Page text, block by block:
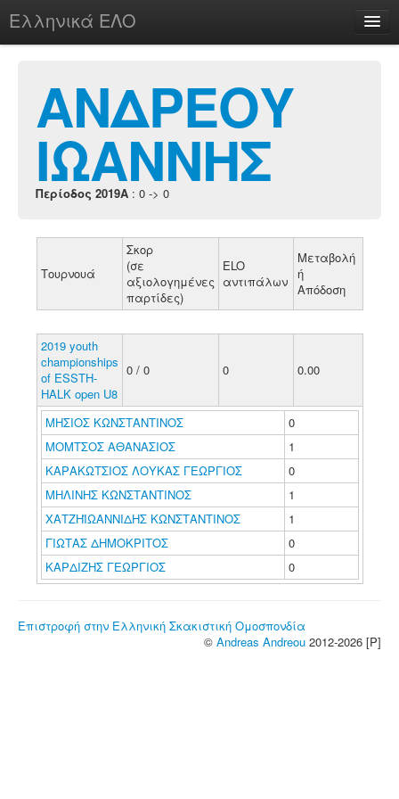
Ελληνικά ΕΛΟ
chesstu.be @ discord
Login
ΑΝΔΡΕΟΥ
ΙΩΑΝΝΗΣ
Περίοδος 2019A : 0 -> 0
Τουρνουά
Σκορ
(σε
αξιολογημένες
παρτίδες)
ELO
αντιπάλων
Μεταβολή
ή
Απόδοση
2019 youth
championships
of ESSTH-
HALK open U8
0 / 0 0 0.00
ΜΗΣΙΟΣ ΚΩΝΣΤΑΝΤΙΝΟΣ
0
ΜΟΜΤΣΟΣ ΑΘΑΝΑΣΙΟΣ
1
ΚΑΡΑΚΩΤΣΙΟΣ ΛΟΥΚΑΣ ΓΕΩΡΓΙΟΣ
0
ΜΗΛΙΝΗΣ ΚΩΝΣΤΑΝΤΙΝΟΣ
1
ΧΑΤΖΗΪΩΑΝΝΙΔΗΣ ΚΩΝΣΤΑΝΤΙΝΟΣ
1
ΓΙΩΤΑΣ ΔΗΜΟΚΡΙΤΟΣ
0
ΚΑΡΔΙΖΗΣ ΓΕΩΡΓΙΟΣ
0
Επιστροφή στην Ελληνική Σκακιστική Ομοσπονδία
© Andreas Andreou 2012-2026 [P]